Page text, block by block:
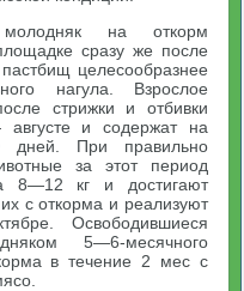
на откорм
сразу же после
целесообразнее
нагула. Взрослое
стрижки и отбивки
и содержат на
дней. При правильно
за этот период
8—12 кг и достигают
с откорма и реализуют
Освободившиеся
5—6-месячного
в течение 2 мес с